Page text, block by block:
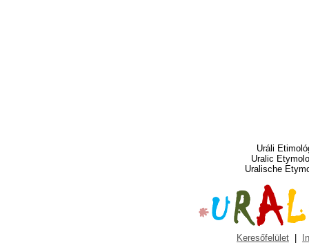
Uráli
Uralic
Uralische
Keresőfelület